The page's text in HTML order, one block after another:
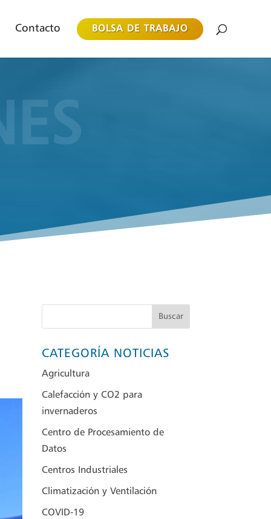
Contacto BOLSA DE TRABAJO
Buscar
CATEGORÍA NOTICIAS
Agricultura
Calefacción y CO2 para
invernaderos
Centro de Procesamiento de
Datos
Centros Industriales
Climatización y Ventilación
COVID-19